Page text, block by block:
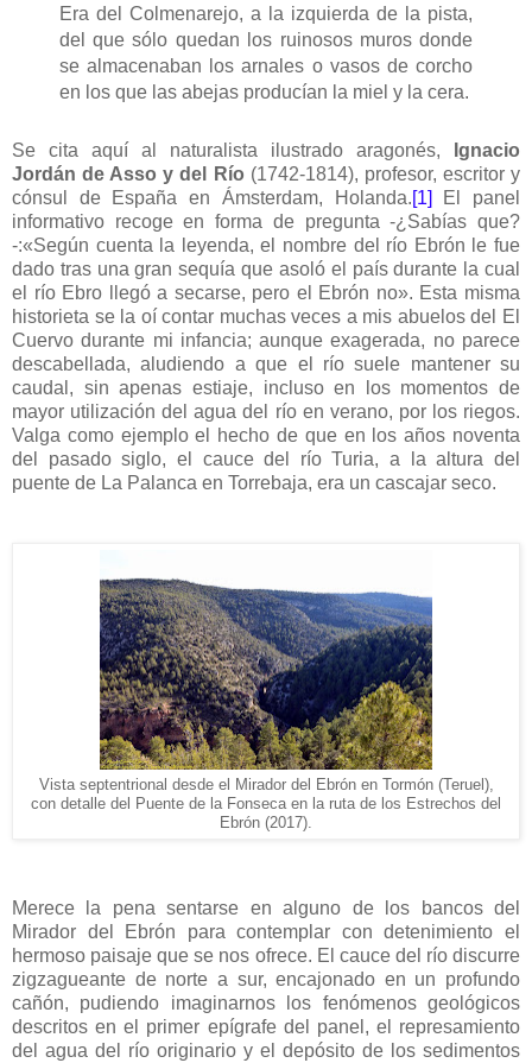
Era del Colmenarejo, a la izquierda de la pista,
del que sólo quedan los ruinosos muros donde
se almacenaban los arnales o vasos de corcho
en los que las abejas producían la miel y la cera.
Se cita aquí al naturalista ilustrado aragonés,
Ignacio
Jordán de Asso y del Río (1742-1814), profesor, escritor y
cónsul de España en Ámsterdam, Holanda.[1]
El panel
informativo recoge en forma de pregunta -¿Sabías que?
-:«Según cuenta la leyenda, el nombre del río Ebrón le fue
dado tras una gran sequía que asoló el país durante la cual
el río Ebro llegó a secarse, pero el Ebrón no». Esta misma
historieta se la oí contar muchas veces a mis abuelos del El
Cuervo durante mi infancia; aunque exagerada, no parece
descabellada, aludiendo a que el río suele mantener su
caudal, sin apenas estiaje, incluso en los momentos de
mayor utilización del agua del río en verano, por los riegos.
Valga como ejemplo el hecho de que en los años noventa
del pasado siglo, el cauce del río Turia, a la altura del
puente de La Palanca en Torrebaja, era un cascajar seco.
Vista septentrional desde el Mirador del Ebrón en Tormón (Teruel),
con detalle del Puente de la Fonseca en la ruta de los Estrechos del
Ebrón (2017).
Merece la pena sentarse en alguno de los bancos del
Mirador del Ebrón para contemplar con detenimiento el
hermoso paisaje que se nos ofrece. El cauce del río discurre
zigzagueante de norte a sur, encajonado en un profundo
cañón, pudiendo imaginarnos los fenómenos geológicos
descritos en el primer epígrafe del panel, el represamiento
del agua del río originario y el depósito de los sedimentos